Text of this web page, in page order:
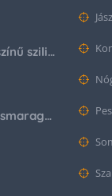
Halloween Apple Watch lila színű szilikon óraszíj
Citizen series 8 NB6050-51W smaragd színű számlappal